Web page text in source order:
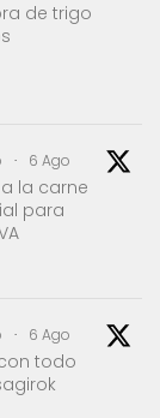
de trigo
· 6 Ago
la carne
para
· 6 Ago
todo